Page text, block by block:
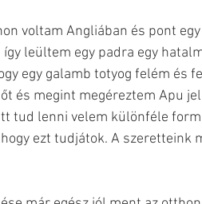
voltam Angliában és pont
leültem egy padra egy
egy galamb totyog felém és
és megint megéreztem Apu
tud lenni velem különféle
ezt tudjátok. A